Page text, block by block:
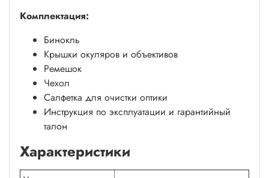
Комплектация:
Бинокль
Крышки окуляров и объективов
Ремешок
Чехол
Салфетка для очистки оптики
Инструкция по эксплуатации и гарантийный
талон
Характеристики